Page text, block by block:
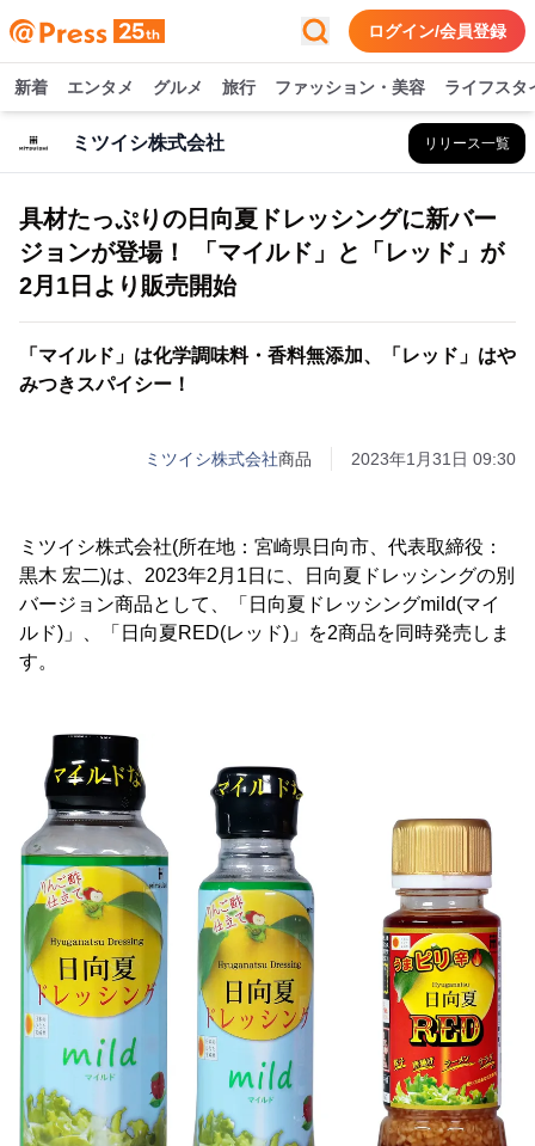
ログイン/会員登録
新着 エンタメ グルメ 旅行 ファッション・美容 ライフスタ
ミツイシ株式会社 リリース一覧
具材たっぷりの日向夏ドレッシングに新バー
ジョンが登場！ 「マイルド」と「レッド」が
2月1日より販売開始
「マイルド」は化学調味料・香料無添加、「レッド」はや
みつきスパイシー！
ミツイシ株式会社商品 2023年1月31日 09:30
ミツイシ株式会社(所在地：宮崎県日向市、代表取締役：
黒木 宏二)は、2023年2月1日に、日向夏ドレッシングの別
バージョン商品として、「日向夏ドレッシングmild(マイ
ルド)」、「日向夏RED(レッド)」を2商品を同時発売しま
す。